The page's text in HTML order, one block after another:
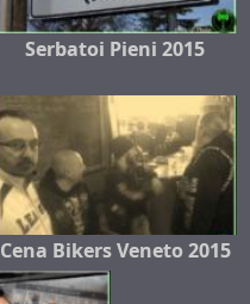
Serbatoi Pieni 2015
Cena Bikers Veneto 2015